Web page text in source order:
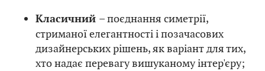
Класичний – поєднання симетрії,
стриманої елегантності і позачасових
дизайнерських рішень, як варіант для тих,
хто надає перевагу вишуканому інтер'єру;